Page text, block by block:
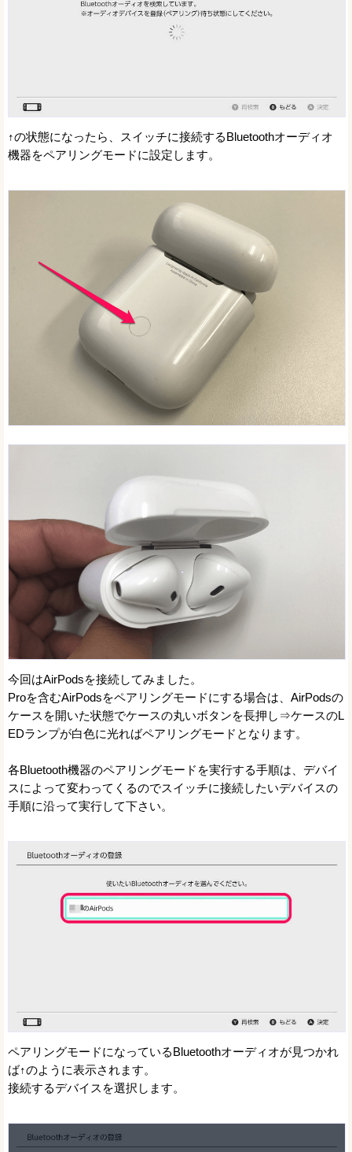
↑の状態になったら、スイッチに接続するBluetoothオーディオ
機器をペアリングモードに設定します。
今回はAirPodsを接続してみました。
Proを含むAirPodsをペアリングモードにする場合は、AirPodsの
ケースを開いた状態でケースの丸いボタンを長押し⇒ケースのL
EDランプが白色に光ればペアリングモードとなります。
各Bluetooth機器のペアリングモードを実行する手順は、デバイ
スによって変わってくるのでスイッチに接続したいデバイスの
手順に沿って実行して下さい。
ペアリングモードになっているBluetoothオーディオが見つかれ
ば↑のように表示されます。
接続するデバイスを選択します。